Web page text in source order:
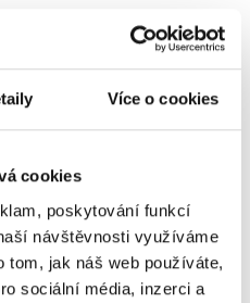
Více o cookies
cookies
poskytování funkcí
návštěvnosti využíváme
tom, jak náš web používáte,
sociální média, inzerci a
Náušnice s ametystem diamanty
Extraterrestrial Gem
od 74 705 Kč